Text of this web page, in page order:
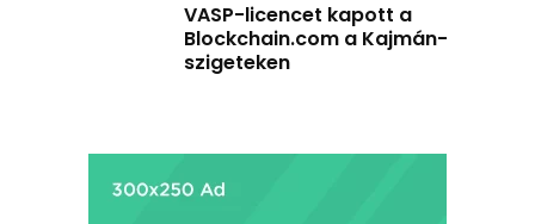
VASP-licencet kapott a
Blockchain.com a Kajmán-
szigeteken